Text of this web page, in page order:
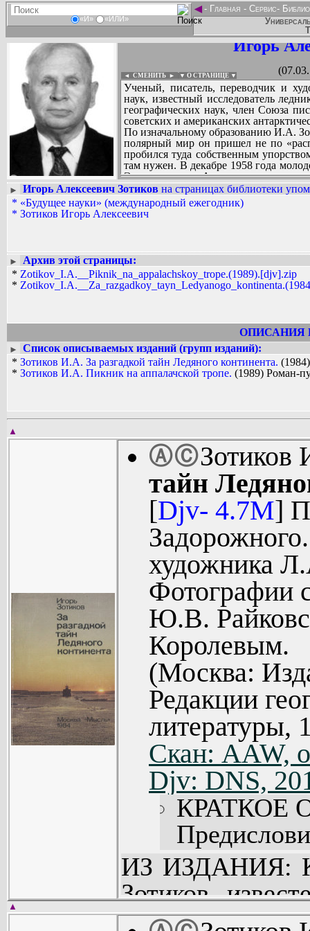
«И» «ИЛИ»
◄- Главная - Сервис-
Игорь
◄ СМЕНИТЬ ► ▼ О СТРАНИЦЕ ▼
Ученый, писатель, переводчик и
наук, известный исследователь
географических наук, член Союза
советских и американских
По изначальному образованию И.А.
полярный мир он пришел не по
пробился туда собственным
там нужен. В декабре 1958 года
Эта зимовка в Антарктиде
изучением теплового режима
открытие: предсказал, что под
существуют области непрерывного
них оказалось открытое впоследствии
медалью. О своих поездках И.А.
киви», «За разгадкой тайн
другие, сопроводив их своими
Вадим Ершов...
...
► Игорь Алексеевич Зотиков на страницах библиотеки
* «Будущее науки» (международный ежегодник)
* Зотиков Игорь Алексеевич
►
Архив этой страницы:
* Zotikov_I.A.__Piknik_na_appalachskoy_trope.(1989).[djv].zip
*
ОПИСАНИЯ
►
Список описываемых изданий (групп изданий):
* Зотиков И.А. За разгадкой тайн Ледяного континента. (1984)
* Зотиков И.А. Пикник на аппалачской тропе. (1989) Роман-
▲
ⒶⒸ
тайн
[Djv- 4.7M]
художника
Фотографии
Ю.В.
Королевым.
(Москва:
Редакции
литературы,
Скан: AAW,
Djv: DNS,
КРАТКОЕ
От автора
460
ИЗ ИЗДАНИЯ:
Зотиков
открытиями в
▲